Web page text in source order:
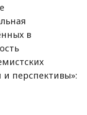
в
перспективы»: